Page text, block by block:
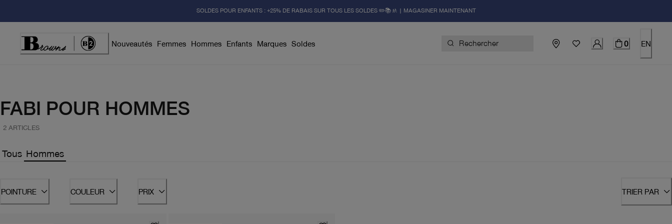
SOLDES POUR ENFANTS : +25% DE RABAIS SUR TOUS LES SOLDES ✏️📚🚸 | MAGASINER MAINTENANT
Nouveautés Femmes Hommes Enfants Marques Soldes 0 EN
FABI POUR HOMMES
2 ARTICLES
Tous Hommes
POINTURE COULEUR PRIX TRIER PAR